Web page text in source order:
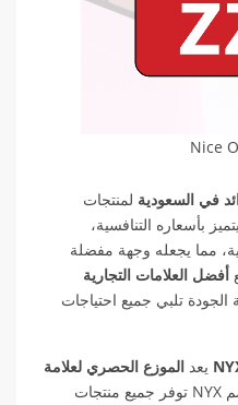
Nice
في السعودية لمنتجات
بأسعاره التنافسية،
مما يجعله وجهة مفضلة
أفضل العلامات التجارية
الجودة تلبي جميع احتياجات
يعد
توفر جميع منتجات NYX الأصلية حصريًا عبر المنصة. كما يضم